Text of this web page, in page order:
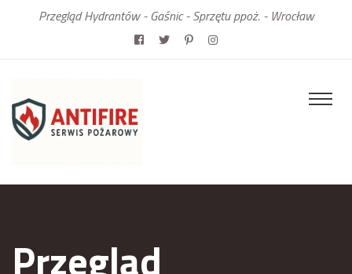
Przegląd Hydrantów - Gaśnic - Sprzętu ppoż. - Wrocław
Przegląd